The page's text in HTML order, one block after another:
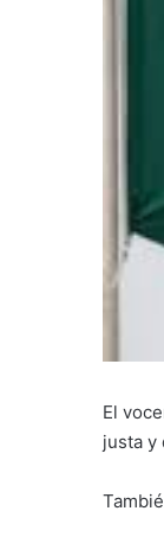
El
justa y